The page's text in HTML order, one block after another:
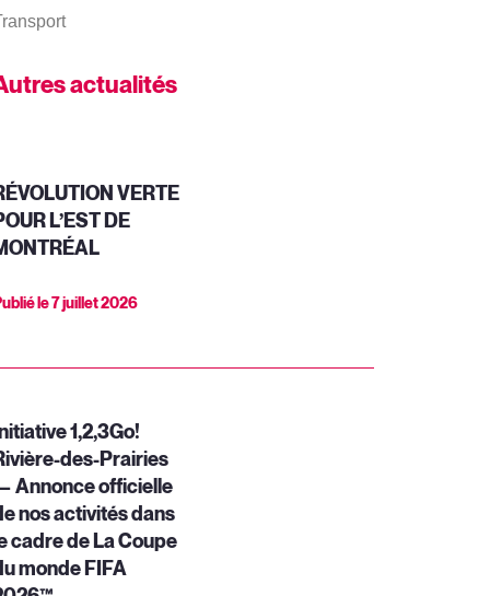
actualités
VERTE
L’EST DE
le7 juillet 2026
1,2,3Go!
des-Prairies
Annonce officielle
nos activités dans
cadre de La Coupe
monde FIFA